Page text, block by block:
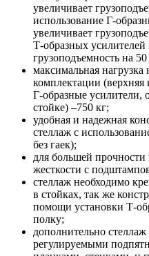
увеличивает
использование Г-
увеличивает
Т-образных усилителей
грузоподъемность на 50
максимальная нагрузка
комплектации (верхняя
Г-образные усилители,
стойке) –750 кг;
удобная и надежная
стеллаж с
без гаек);
для большей
жесткости с
стеллаж необходимо
в стойках, так же
помощи установки Т-
полку;
дополнительно
регулируемыми